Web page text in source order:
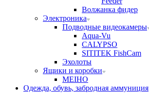
Волжанка фидер
Электроника
Подводные видеокамеры
Aqua-Vu
CALYPSO
SITITEK FishCam
Эхолоты
Ящики и коробки
MEIHO
Одежда, обувь, забродная аммуниция